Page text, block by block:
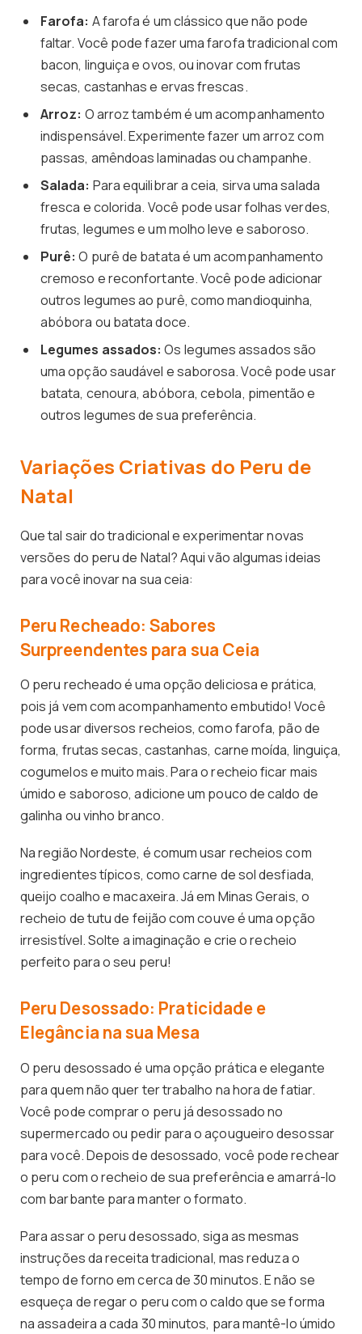
Farofa: A farofa é um clássico que não pode
faltar. Você pode fazer uma farofa tradicional com
bacon, linguiça e ovos, ou inovar com frutas
secas, castanhas e ervas frescas.
Arroz: O arroz também é um acompanhamento
indispensável. Experimente fazer um arroz com
passas, amêndoas laminadas ou champanhe.
Salada: Para equilibrar a ceia, sirva uma salada
fresca e colorida. Você pode usar folhas verdes,
frutas, legumes e um molho leve e saboroso.
Purê: O purê de batata é um acompanhamento
cremoso e reconfortante. Você pode adicionar
outros legumes ao purê, como mandioquinha,
abóbora ou batata doce.
Legumes assados: Os legumes assados são
uma opção saudável e saborosa. Você pode usar
batata, cenoura, abóbora, cebola, pimentão e
outros legumes de sua preferência.
Variações Criativas do Peru de
Natal
Que tal sair do tradicional e experimentar novas
versões do peru de Natal? Aqui vão algumas ideias
para você inovar na sua ceia:
Peru Recheado: Sabores
Surpreendentes para sua Ceia
O peru recheado é uma opção deliciosa e prática,
pois já vem com acompanhamento embutido! Você
pode usar diversos recheios, como farofa, pão de
forma, frutas secas, castanhas, carne moída, linguiça,
cogumelos e muito mais. Para o recheio ficar mais
úmido e saboroso, adicione um pouco de caldo de
galinha ou vinho branco.
Na região Nordeste, é comum usar recheios com
ingredientes típicos, como carne de sol desfiada,
queijo coalho e macaxeira. Já em Minas Gerais, o
recheio de tutu de feijão com couve é uma opção
irresistível. Solte a imaginação e crie o recheio
perfeito para o seu peru!
Peru Desossado: Praticidade e
Elegância na sua Mesa
O peru desossado é uma opção prática e elegante
para quem não quer ter trabalho na hora de fatiar.
Você pode comprar o peru já desossado no
supermercado ou pedir para o açougueiro desossar
para você. Depois de desossado, você pode rechear
o peru com o recheio de sua preferência e amarrá-lo
com barbante para manter o formato.
Para assar o peru desossado, siga as mesmas
instruções da receita tradicional, mas reduza o
tempo de forno em cerca de 30 minutos. E não se
esqueça de regar o peru com o caldo que se forma
na assadeira a cada 30 minutos, para mantê-lo úmido